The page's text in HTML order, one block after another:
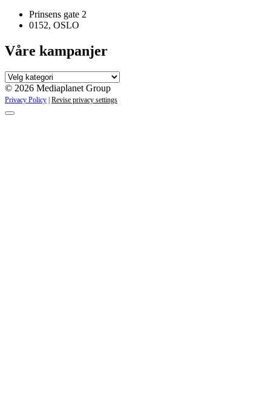
Prinsens gate 2
0152, OSLO
Våre kampanjer
Våre
kampanjer
© 2026 Mediaplanet Group
Privacy Policy | Revise privacy settings